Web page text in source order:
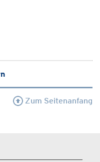
Zum Seitenanfang